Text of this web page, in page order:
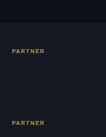
PARTNER
PARTNER